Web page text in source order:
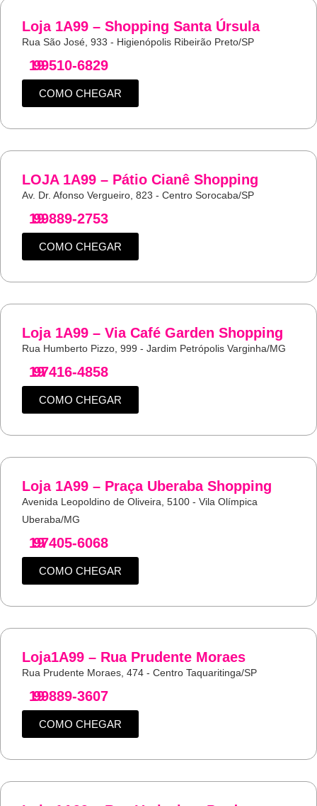
Loja 1A99 – Shopping Santa Úrsula
Rua São José, 933 - Higienópolis Ribeirão Preto/SP
19
99510-6829
COMO CHEGAR
LOJA 1A99 – Pátio Cianê Shopping
Av. Dr. Afonso Vergueiro, 823 - Centro Sorocaba/SP
19
99889-2753
COMO CHEGAR
Loja 1A99 – Via Café Garden Shopping
Rua Humberto Pizzo, 999 - Jardim Petrópolis Varginha/MG
19
97416-4858
COMO CHEGAR
Loja 1A99 – Praça Uberaba Shopping
Avenida Leopoldino de Oliveira, 5100 - Vila Olímpica
Uberaba/MG
19
97405-6068
COMO CHEGAR
Loja1A99 – Rua Prudente Moraes
Rua Prudente Moraes, 474 - Centro Taquaritinga/SP
19
99889-3607
COMO CHEGAR